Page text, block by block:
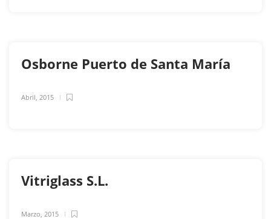
Osborne Puerto de Santa María
Abril, 2015
Vitriglass S.L.
Marzo, 2015